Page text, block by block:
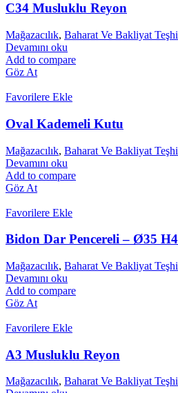
C34 Musluklu Reyon
Mağazacılık, Baharat Ve Bakliyat
Devamını oku
Add to compare
Göz At
Favorilere Ekle
Oval Kademeli Kutu
Mağazacılık, Baharat Ve Bakliyat
Devamını oku
Add to compare
Göz At
Favorilere Ekle
Bidon Dar Pencereli – Ø35
Mağazacılık, Baharat Ve Bakliyat
Devamını oku
Add to compare
Göz At
Favorilere Ekle
A3 Musluklu Reyon
Mağazacılık, Baharat Ve Bakliyat